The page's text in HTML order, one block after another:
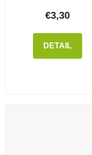
€3,30
DETAIL